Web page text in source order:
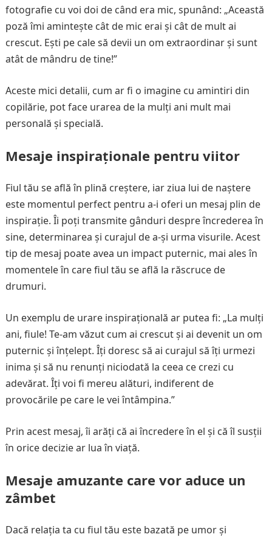
fotografie cu voi doi de când era mic, spunând: „Această
poză îmi amintește cât de mic erai și cât de mult ai
crescut. Ești pe cale să devii un om extraordinar și sunt
atât de mândru de tine!”
Aceste mici detalii, cum ar fi o imagine cu amintiri din
copilărie, pot face urarea de la mulți ani mult mai
personală și specială.
Mesaje inspiraționale pentru viitor
Fiul tău se află în plină creștere, iar ziua lui de naștere
este momentul perfect pentru a-i oferi un mesaj plin de
inspirație. Îi poți transmite gânduri despre încrederea în
sine, determinarea și curajul de a-și urma visurile. Acest
tip de mesaj poate avea un impact puternic, mai ales în
momentele în care fiul tău se află la răscruce de
drumuri.
Un exemplu de urare inspirațională ar putea fi: „La mulți
ani, fiule! Te-am văzut cum ai crescut și ai devenit un om
puternic și înțelept. Îți doresc să ai curajul să îți urmezi
inima și să nu renunți niciodată la ceea ce crezi cu
adevărat. Îți voi fi mereu alături, indiferent de
provocările pe care le vei întâmpina.”
Prin acest mesaj, îi arăți că ai încredere în el și că îl susții
în orice decizie ar lua în viață.
Mesaje amuzante care vor aduce un
zâmbet
Dacă relația ta cu fiul tău este bazată pe umor și